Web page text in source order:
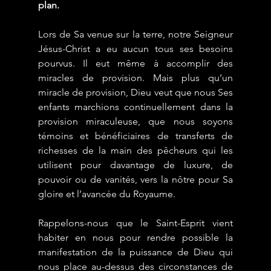
plan.
Lors de Sa venue sur la terre, notre Seigneur
Jésus-Christ a eu aucun tous ses besoins
pourvus. Il eut même à accomplir des
miracles de provision. Mais plus qu’un
miracle de provision, Dieu veut que nous Ses
enfants marchions continuellement dans la
provision miraculeuse, que nous soyons
témoins et bénéficiaires de transferts de
richesses de la main des pêcheurs qui les
utilisent pour davantage de luxure, de
pouvoir ou de vanités, vers la nôtre pour Sa
gloire et l’avancée du Royaume.
Rappelons-nous que le Saint-Esprit vient
habiter en nous pour rendre possible la
manifestation de la puissance de Dieu qui
nous place au-dessus des circonstances de